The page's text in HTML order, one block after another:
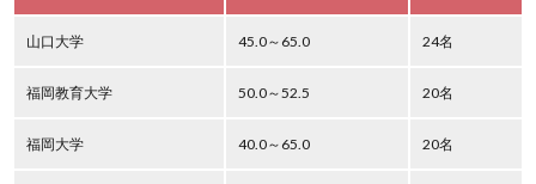
山口大学 45.0～65.0 24名
福岡教育大学 50.0～52.5 20名
福岡大学 40.0～65.0 20名